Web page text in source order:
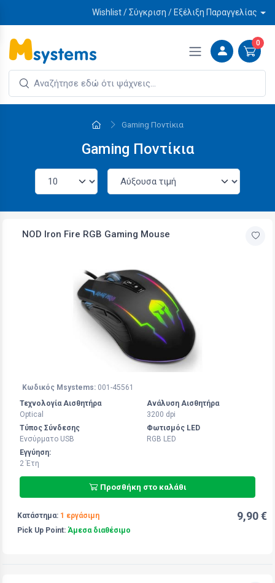
Wishlist / Σύγκριση / Εξέλιξη Παραγγελίας
0
Gaming Ποντίκια
Gaming Ποντίκια
NOD Iron Fire RGB Gaming Mouse
Κωδικός Msystems: 001-45561
Τεχνολογία Αισθητήρα
Optical
Ανάλυση Αισθητήρα
3200 dpi
Τύπος Σύνδεσης
Ενσύρματο USB
Φωτισμός LED
RGB LED
Εγγύηση:
2 Έτη
Προσθήκη στο καλάθι
Κατάστημα: 1 εργάσιμη
Pick Up Point: Άμεσα διαθέσιμο
9,90 €